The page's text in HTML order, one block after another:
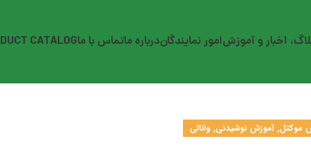
اخبار و آموزشامور نمایندگاندرباره ماتماس با ماCATALOG
موکتل,آموزش نوشیدنی,وانالی